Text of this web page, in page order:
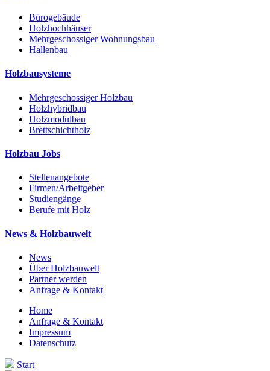
Bürogebäude
Holzhochhäuser
Mehrgeschossiger Wohnungsbau
Hallenbau
Holzbausysteme
Mehrgeschossiger Holzbau
Holzhybridbau
Holzmodulbau
Brettschichtholz
Holzbau Jobs
Stellenangebote
Firmen/Arbeitgeber
Studiengänge
Berufe mit Holz
News & Holzbauwelt
News
Über Holzbauwelt
Partner werden
Anfrage & Kontakt
Home
Anfrage & Kontakt
Impressum
Datenschutz
Start